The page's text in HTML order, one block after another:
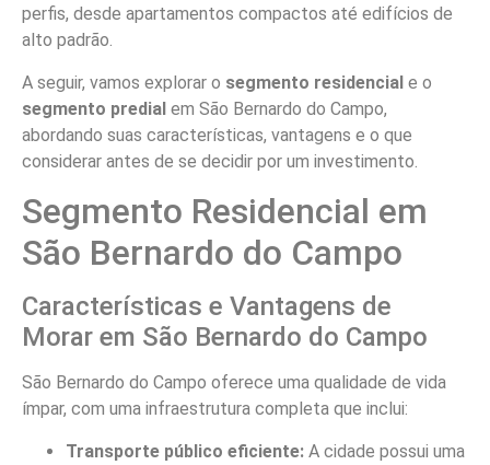
perfis, desde apartamentos compactos até edifícios de
alto padrão.
A seguir, vamos explorar o segmento residencial e o
segmento predial em São Bernardo do Campo,
abordando suas características, vantagens e o que
considerar antes de se decidir por um investimento.
Segmento Residencial em
São Bernardo do Campo
Características e Vantagens de
Morar em São Bernardo do Campo
São Bernardo do Campo oferece uma qualidade de vida
ímpar, com uma infraestrutura completa que inclui:
Transporte público eficiente: A cidade possui uma